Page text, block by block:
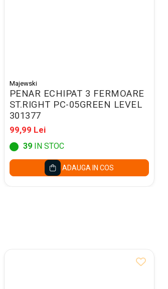
Majewski
PENAR ECHIPAT 3 FERMOARE
ST.RIGHT PC-05GREEN LEVEL
301377
99,99 Lei
39IN STOC
ADAUGA IN COS